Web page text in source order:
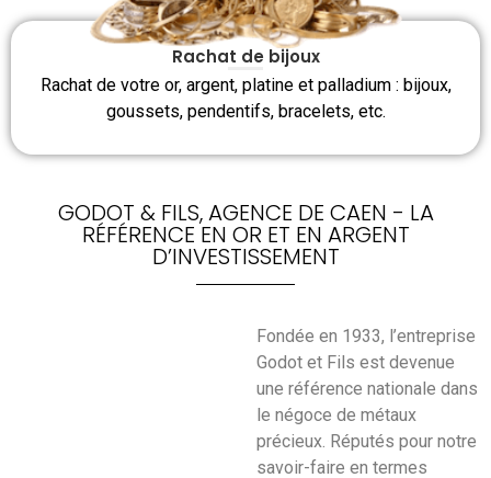
Rachat de bijoux
Rachat de votre or, argent, platine et palladium : bijoux,
goussets, pendentifs, bracelets, etc.
GODOT & FILS, AGENCE DE CAEN - LA
RÉFÉRENCE EN OR ET EN ARGENT
D’INVESTISSEMENT
Fondée en 1933, l’entreprise
Godot et Fils est devenue
une référence nationale dans
le négoce de métaux
précieux. Réputés pour notre
savoir-faire en termes